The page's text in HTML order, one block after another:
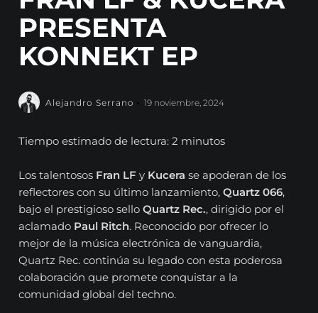
PRESENTA
KONNEKT EP
Alejandro Serrano 19 noviembre, 2024
Tiempo estimado de lectura: 2 minutos
Los talentosos Fran LF y Kucera se apoderan de los
reflectores con su último lanzamiento,Quartz 066,
bajo el prestigioso selloQuartz Rec., dirigido por el
aclamado Paul Ritch. Reconocido por ofrecer lo
mejor de la música electrónica de vanguardia,
Quartz Rec. continúa su legado con esta poderosa
colaboración que promete conquistar a la
comunidad global del techno.